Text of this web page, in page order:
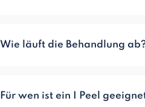
Wie läuft die Behandlung
Für wen ist ein I Peel